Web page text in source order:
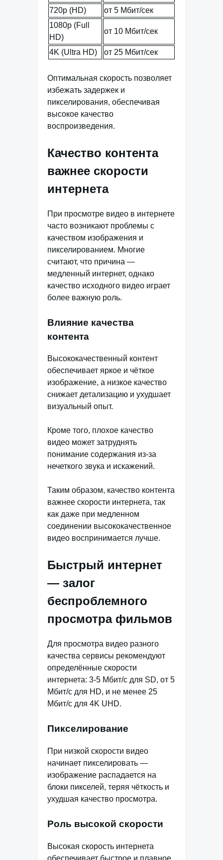
720p (HD)
от 5 Мбит/сек
1080p (Full
HD)
от 10 Мбит/сек
4K (Ultra HD) от 25 Мбит/сек
Оптимальная скорость позволяет
избежать задержек и
пикселирования, обеспечивая
высокое качество
воспроизведения.
Качество контента
важнее скорости
интернета
При просмотре видео в интернете
часто возникают проблемы с
качеством изображения и
пикселированием. Многие
считают, что причина —
медленный интернет, однако
качество исходного видео играет
более важную роль.
Влияние качества
контента
Высококачественный контент
обеспечивает яркое и чёткое
изображение, а низкое качество
снижает детализацию и ухудшает
визуальный опыт.
Кроме того, плохое качество
видео может затруднять
понимание содержания из-за
нечеткого звука и искажений.
Таким образом, качество контента
важнее скорости интернета, так
как даже при медленном
соединении высококачественное
видео воспринимается лучше.
Быстрый интернет
— залог
беспроблемного
просмотра фильмов
Для просмотра видео разного
качества сервисы рекомендуют
определённые скорости
интернета: 3-5 Мбит/с для SD, от 5
Мбит/с для HD, и не менее 25
Мбит/с для 4K UHD.
Пикселирование
При низкой скорости видео
начинает пикселировать —
изображение распадается на
блоки пикселей, теряя чёткость и
ухудшая качество просмотра.
Роль высокой скорости
Высокая скорость интернета
обеспечивает быстрое и плавное